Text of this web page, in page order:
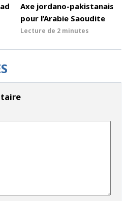
Axe jordano-pakistanais
pour l’Arabie Saoudite
Lecture de 2 minutes